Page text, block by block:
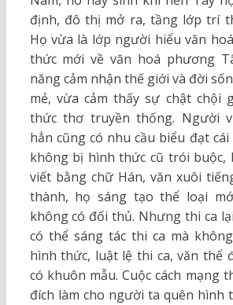
định, đô thị mở ra, tầng lớp trí
Họ vừa là lớp người hiểu văn
thức mới về văn hoá phương
năng cảm nhận thế giới và đời
mẻ, vừa cảm thấy sự chật chội
thức thơ truyền thống. Người
hẳn cũng có nhu cầu biểu đạt
không bị hình thức cũ trói buộc,
viết bằng chữ Hán, văn xuôi
thành, họ sáng tạo thể loại
không có đối thủ. Nhưng thi ca
có thể sáng tác thi ca mà
hình thức, luật lệ thi ca, văn thể
có khuôn mẫu. Cuộc cách mạng
đích làm cho người ta quên hình